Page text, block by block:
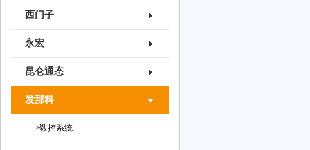
西门子
永宏
昆仑通态
发那科
>数控系统